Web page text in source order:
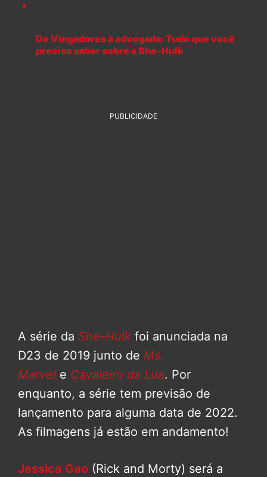
De Vingadores à advogada: Tudo que você
precisa saber sobre a She-Hulk
PUBLICIDADE
A série da She-Hulk foi anunciada na
D23 de 2019 junto de Ms.
Marvel e Cavaleiro da Lua. Por
enquanto, a série tem previsão de
lançamento para alguma data de 2022.
As filmagens já estão em andamento!
Jessica Gao (Rick and Morty) será a